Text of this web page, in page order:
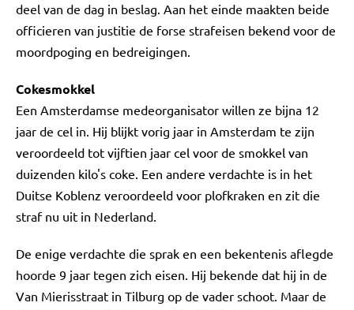
deel van de dag in beslag. Aan het einde maakten beide
officieren van justitie de forse strafeisen bekend voor de
moordpoging en bedreigingen.
Cokesmokkel
Een Amsterdamse medeorganisator willen ze bijna 12
jaar de cel in. Hij blijkt vorig jaar in Amsterdam te zijn
veroordeeld tot vijftien jaar cel voor de smokkel van
duizenden kilo's coke. Een andere verdachte is in het
Duitse Koblenz veroordeeld voor plofkraken en zit die
straf nu uit in Nederland.
De enige verdachte die sprak en een bekentenis aflegde
hoorde 9 jaar tegen zich eisen. Hij bekende dat hij in de
Van Mierisstraat in Tilburg op de vader schoot. Maar de